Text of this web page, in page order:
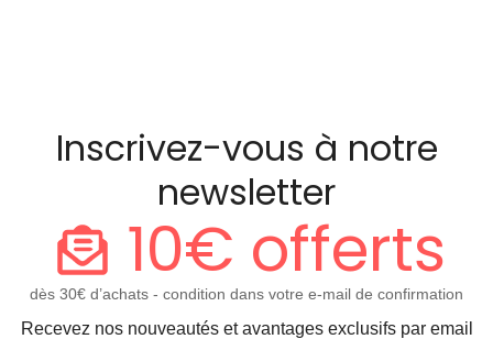
Inscrivez-vous à notre
newsletter
10€ offerts
dès 30€ d’achats - condition dans votre e-mail de confirmation
Recevez nos nouveautés et avantages exclusifs par email